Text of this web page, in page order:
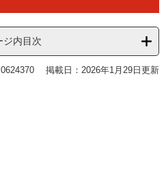
ジ内目次
掲載日：2026年1月29日更新